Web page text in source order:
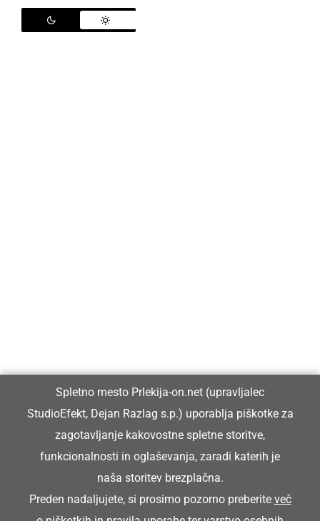
Narava
Glavni in odgovorni urednik:
Dejan Razlag
info@prlekija-on.net
Spletno mesto Prlekija-on.net (upravljalec
StudioEfekt, Dejan Razlag s.p.) uporablja piškotke za
zagotavljanje kakovostne spletne storitve,
funkcionalnosti in oglaševanja, zaradi katerih je
naša storitev brezplačna.
Preden nadaljujete, si prosimo pozorno preberite več